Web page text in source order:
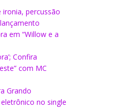
ironia, percussão
em “Willow e a
Confira
com MC
Grando
no single